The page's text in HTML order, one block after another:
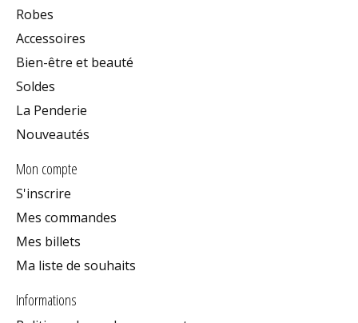
Robes
Accessoires
Bien-être et beauté
Soldes
La Penderie
Nouveautés
Mon compte
S'inscrire
Mes commandes
Mes billets
Ma liste de souhaits
Informations